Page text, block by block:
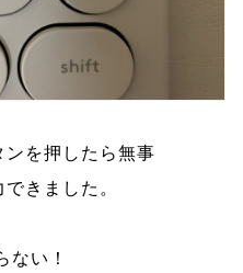
ンを押したら無事
きました。
ない！